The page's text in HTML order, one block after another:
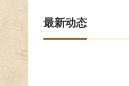
最新动态